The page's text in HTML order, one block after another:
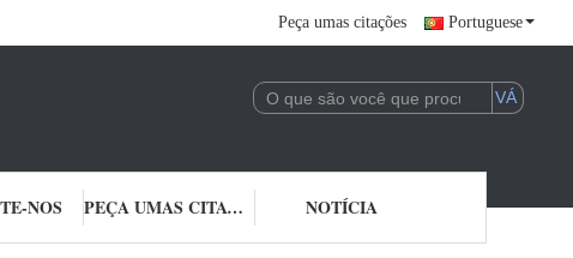
Peça umas citações Portuguese
NOS PEÇA UMAS CITAÇÕES NOTÍCIA